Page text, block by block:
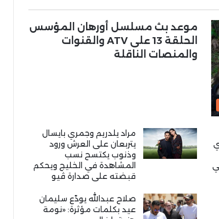
موعد بث مسلسل أورهان المؤسس
الحلقة 13 على ATV والقنوات
والمنصات الناقلة
مراد يلدريم وجمري بايسال
يتربعان على العرش ورود
وذنوب يكتسح نسب
المشاهدة في الخليج ويحكم
قبضته على صدارة ڤيو
صلاح عبدالله يودّع سليمان
عيد بكلمات مؤثرة: «نومة